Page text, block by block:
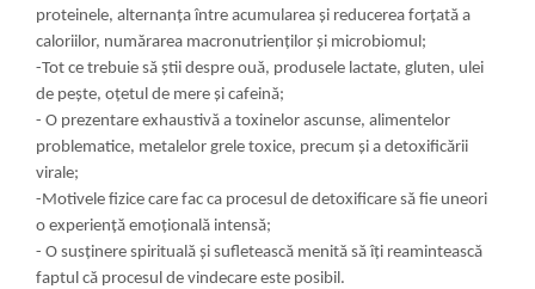
proteinele, alternanţa între acumularea şi reducerea forţată a
caloriilor, numărarea macronutrienţilor şi microbiomul;
-Tot ce trebuie să ştii despre ouă, produsele lactate, gluten, ulei
de peşte, oţetul de mere şi cafeină;
- O prezentare exhaustivă a toxinelor ascunse, alimentelor
problematice, metalelor grele toxice, precum şi a detoxificării
virale;
-Motivele fizice care fac ca procesul de detoxificare să fie uneori
o experienţă emoţională intensă;
- O susţinere spirituală şi sufletească menită să îţi reamintească
faptul că procesul de vindecare este posibil.